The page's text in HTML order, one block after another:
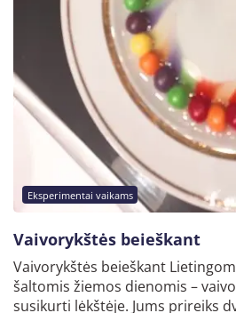
Eksperimentai vaikams
Vaivorykštės beieškant
Vaivorykštės beieškant
šaltomis žiemos dienomis –
susikurti lėkštėje. Jums prireiks